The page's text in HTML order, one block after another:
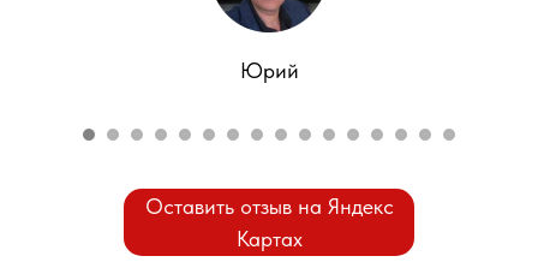
Юрий
Оставить отзыв на Яндекс
Картах
рассчет